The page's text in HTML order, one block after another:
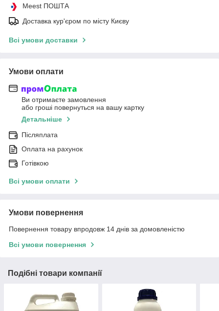
Meest ПОШТА
Доставка кур'єром по місту Києву
Всі умови доставки
Умови оплати
Ви отримаєте замовлення
або гроші повернуться на вашу картку
Детальніше
Післяплата
Оплата на рахунок
Готівкою
Всі умови оплати
Умови повернення
Повернення товару впродовж 14 днів за домовленістю
Всі умови повернення
Подібні товари компанії